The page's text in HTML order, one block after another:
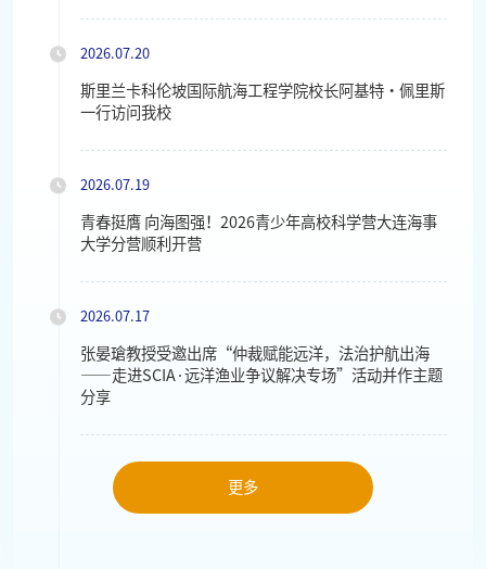
2026.07.20
斯里兰卡科伦坡国际航海工程学院校长阿基特・佩里斯
一行访问我校
2026.07.19
青春挺膺 向海图强！2026青少年高校科学营大连海事
大学分营顺利开营
2026.07.17
张晏瑲教授受邀出席“仲裁赋能远洋，法治护航出海
——走进SCIA·远洋渔业争议解决专场”活动并作主题
分享
更多